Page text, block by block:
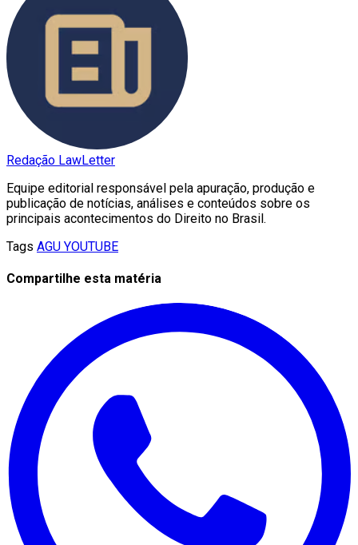
Redação LawLetter
Equipe editorial responsável pela apuração, produção e
publicação de notícias, análises e conteúdos sobre os
principais acontecimentos do Direito no Brasil.
Tags AGU YOUTUBE
Compartilhe esta matéria